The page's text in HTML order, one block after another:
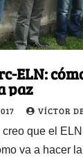
ELN:
paz
VÍCTOR
que el
va a hacer